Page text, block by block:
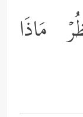
مَاذَا